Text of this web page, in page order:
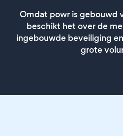
Omdat powr is gebouwd
beschikt het over de
ingebouwde beveiliging
grote